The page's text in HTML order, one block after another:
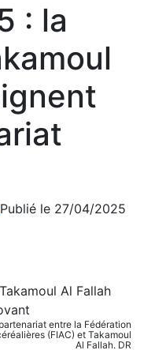
: la
Publié le 27/04/2025
entre la Fédération
(FIAC) et Takamoul
Al Fallah. DR